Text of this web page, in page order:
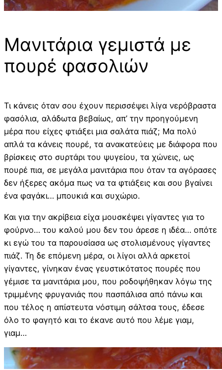
Μανιτάρια γεμιστά με
πουρέ φασολιών
Τι κάνεις όταν σου έχουν περισσέψει λίγα νερόβραστα
φασόλια, αλάδωτα βεβαίως, απ’ την προηγούμενη
μέρα που είχες φτιάξει μια σαλάτα πιάζ; Μα πολύ
απλά τα κάνεις πουρέ, τα ανακατεύεις με διάφορα που
βρίσκεις στο συρτάρι του ψυγείου, τα χώνεις, ως
πουρέ πια, σε μεγάλα μανιτάρια που όταν τα αγόρασες
δεν ήξερες ακόμα πως να τα φτιάξεις και σου βγαίνει
ένα φαγάκι… μπουκιά και συχώριο.
Και για την ακρίβεια είχα μουσκέψει γίγαντες για το
φούρνο… του καλού μου δεν του άρεσε η ιδέα… οπότε
κι εγώ του τα παρουσίασα ως στολισμένους γίγαντες
πιάζ. Τη δε επόμενη μέρα, οι λίγοι αλλά αρκετοί
γίγαντες, γίνηκαν ένας γευστικότατος πουρές που
γέμισε τα μανιτάρια μου, που ροδοψήθηκαν λόγω της
τριμμένης φρυγανιάς που πασπάλισα από πάνω και
που τέλος η απίστευτα νόστιμη σάλτσα τους, έδεσε
όλο το φαγητό και το έκανε αυτό που λέμε γιαμ,
γιαμ…